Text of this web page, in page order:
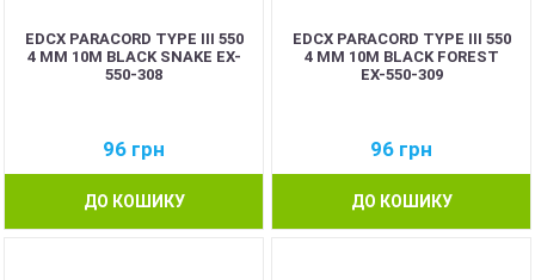
EDCX PARACORD TYPE III 550
4 ММ 10М BLACK SNAKE EX-
550-308
96 грн
ДО КОШИКУ
EDCX PARACORD TYPE III 550
4 ММ 10М BLACK FOREST
EX-550-309
96 грн
ДО КОШИКУ